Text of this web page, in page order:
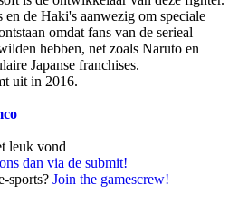
de Haki's aanwezig om speciale
omdat fans van de serieal
hebben, net zoals Naruto en
Japanse franchises.
uit in 2016.
leuk vond
dan via de submit!
sports? Join the gamescrew!